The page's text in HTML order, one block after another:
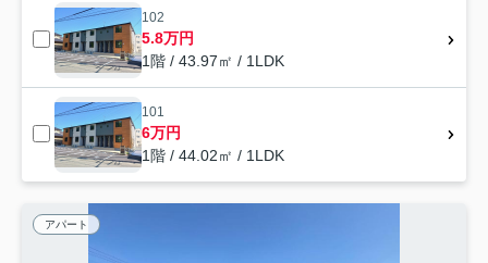
102
5.8万円
1階 / 43.97㎡ / 1LDK
101
6万円
1階 / 44.02㎡ / 1LDK
アパート